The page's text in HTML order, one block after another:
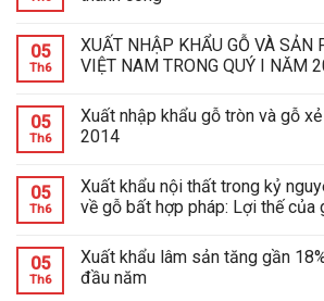
05
Th6
XUẤT NHẬP KHẨU GỖ VÀ SẢN
VIỆT NAM TRONG QUÝ I NĂM
05
Th6
Xuất nhập khẩu gỗ tròn và gỗ
2014
05
Th6
Xuất khẩu nội thất trong kỷ
về gỗ bất hợp pháp: Lợi thế của
05
Th6
Xuất khẩu lâm sản tăng gần
đầu năm